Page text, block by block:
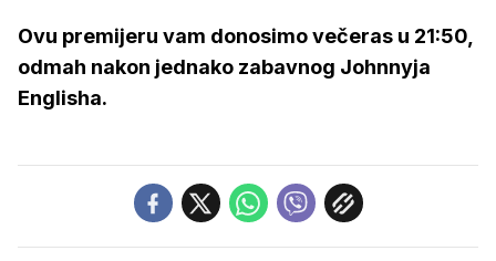
Ovu premijeru vam donosimo večeras u 21:50,
odmah nakon jednako zabavnog Johnnyja
Englisha.